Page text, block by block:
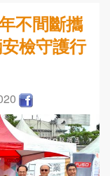
不間斷攜
檢守護行